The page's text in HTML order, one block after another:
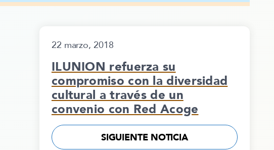
22 marzo, 2018
​ILUNION refuerza su
compromiso con la diversidad
cultural a través de un
convenio con Red Acoge
SIGUIENTE NOTICIA